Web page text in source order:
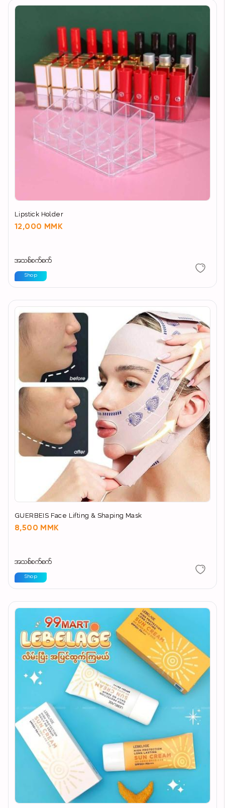
အရောင်ကို ညီညာစေသည်
အမည်းစက်များနှင့် အသားအရောင်မွဲခြောက်မှုများကို
လျော့ပါးစေသည်
ချွေးပေါက်များကို ကျဉ်းစေပြီး အသားအရေကို တင်းရင်း
အသားအရေ၏ PH Level ကို ထိန်းညှိပေးပြီး ကျန်ရှိနေ
သော အညစ်အကြေးများကို သန့်စင်ပေးသည်
နောက်ထပ်လိမ်းမည့် Serum နှင့် Moisturizer များ
အသားထဲသို့ ပိုမိုစိမ့်ဝင်ကောင်းစေရန် ကူညီပေးသည်"
Lipstick Holder
12,000 MMK
အသစ်စက်စက်
Shop
GUERBEIS Face Lifting & Shaping Mask
8,500 MMK
အသစ်စက်စက်
Shop